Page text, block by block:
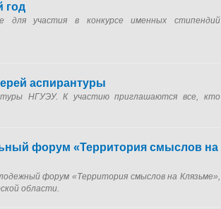
год
участия в конкурсе именных стипендий
аспирантуры
НГУЭУ. К участию приглашаются все, кто
форум «Территория смыслов на
форум «Территория смыслов на Клязьме»,
области.